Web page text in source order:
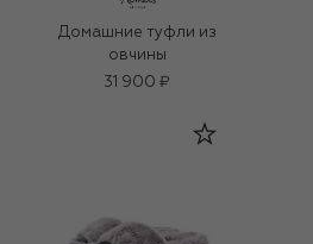
Домашние туфли из
овчины
31 900 ₽